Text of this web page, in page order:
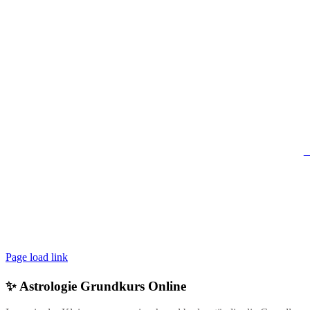
Page load link
✨ Astrologie Grundkurs Online